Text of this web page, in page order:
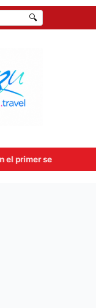
🔍
de la Ley de